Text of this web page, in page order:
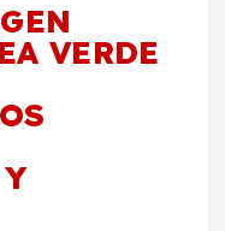
VERDE